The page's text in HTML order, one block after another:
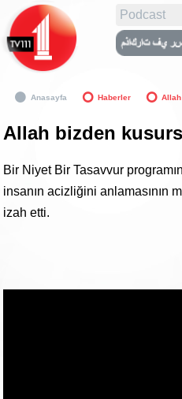
Podcast
Anasayfa Haberler
Allah bizden
Bir Niyet Bir Tasavvur
insanın acizliğini anlamasının
izah etti.